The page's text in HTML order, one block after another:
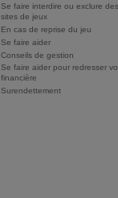
Se faire interdire ou exclure
sites de jeux
En cas de reprise du jeu
Se faire aider
Conseils de gestion
Se faire aider pour redresser
financière
Surendettement